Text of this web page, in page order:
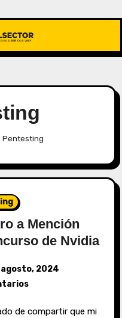
Pentesting
a Mención
de Nvidia
agosto, 2024